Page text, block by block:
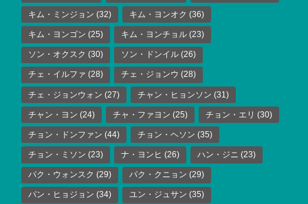
キム・ミンジョン (32) キム・ヨンオク (36)
キム・ヨンゴン (25) キム・ヨンチョル (23)
ソン・オクスク (30) ソン・ドンイル (26)
チェ・イルファ (28) チェ・ジョンウ (28)
チェ・ジョンウォン (27) チャン・ヒョンソン (31)
チャン・ヨン (24) チャ・ファヨン (25) チョン・エリ (30)
チョン・ドンファン (44) チョン・ヘソン (35)
チョン・ミソン (23) ナ・ヨンヒ (26) ハン・ジニ (23)
パク・ウォンスク (29) パク・クニョン (29)
パン・ヒョジョン (34) ユン・ジュサン (35)